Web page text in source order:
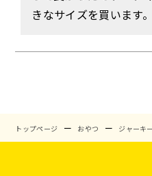
アウトレット
トップページ おやつ ジャーキー